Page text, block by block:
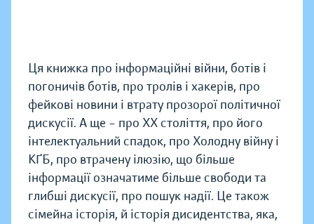
Ця книжка про інформаційні війни, ботів і
погоничів ботів, про тролів і хакерів, про
фейкові новини і втрату прозорої політичної
дискусії. А ще – про ХХ століття, про його
інтелектуальний спадок, про Холодну війну і
КҐБ, про втрачену ілюзію, що більше
інформації означатиме більше свободи та
глибші дискусії, про пошук надії. Це також
сімейна історія, й історія дисидентства, яка,